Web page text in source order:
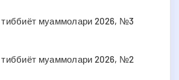
тиббиёт муаммолари 2026, №3
тиббиёт муаммолари 2026, №2